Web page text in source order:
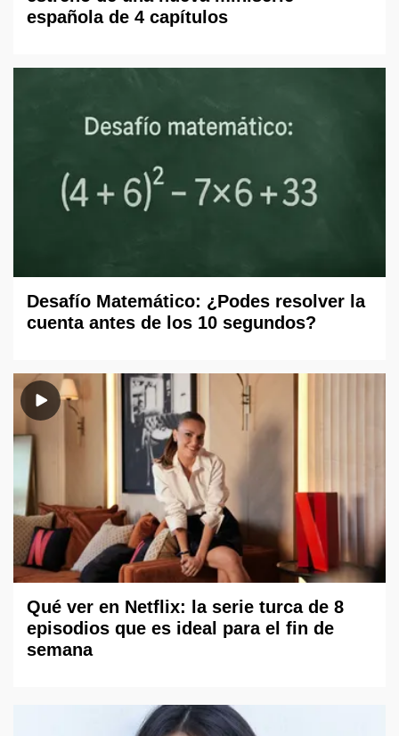
española de 4 capítulos
Desafío Matemático: ¿Podes resolver la
cuenta antes de los 10 segundos?
Qué ver en Netflix: la serie turca de 8
episodios que es ideal para el fin de
semana